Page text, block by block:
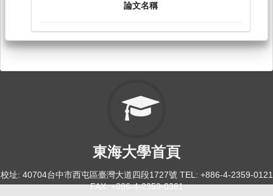
114-1
社區工作[2002]
日間學士班-社工系3B
社會問題與社會工作[2021]
日間學士班-社工系1-4
選修
論文名稱
東海大學首頁
校址: 40704台中市西屯區臺灣大道四段1727號 TEL: +886-4-2359-0121
FAX: +886-4-2359-0361